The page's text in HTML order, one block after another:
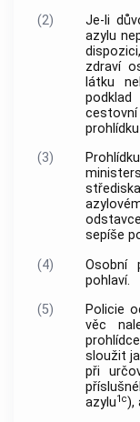
(2)
Je-li
azylu
zdraví
látku
cestovní
(3)
sepíše
(4)
Osobní
pohlaví.
(5)
Policie
věc
sloužit
při
azylu1c),